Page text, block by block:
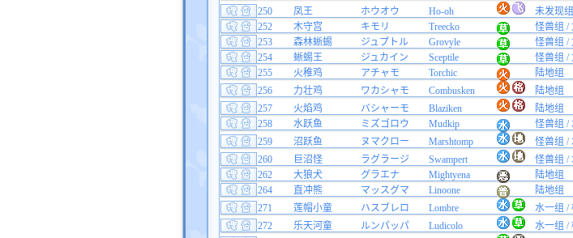
250
凤王 ホウオウ Ho-oh 未发现组
252
木守宫 キモリ Treecko 怪兽组 /
253
森林蜥蜴 ジュプトル Grovyle 怪兽组 /
254
蜥蜴王 ジュカイン Sceptile 怪兽组 /
255
火稚鸡 アチャモ Torchic 陆地组
256
力壮鸡 ワカシャモ Combusken 陆地组
257
火焰鸡 バシャーモ Blaziken 陆地组
258
水跃鱼 ミズゴロウ Mudkip 怪兽组 /
259
沼跃鱼 ヌマクロー Marshtomp 怪兽组 /
260
巨沼怪 ラグラージ Swampert 怪兽组 /
262
大狼犬 グラエナ Mightyena 陆地组
264
直冲熊 マッスグマ Linoone 陆地组
271
莲帽小童 ハスブレロ Lombre 水一组 /
272
乐天河童 ルンパッパ Ludicolo 水一组 /